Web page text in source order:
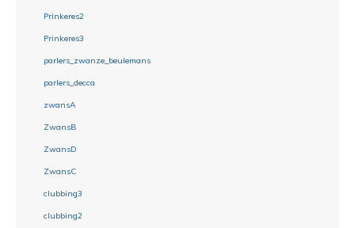
Prinkeres2
Prinkeres3
parlers_zwanze_beulemans
parlers_decca
zwansA
ZwansB
ZwansD
ZwansC
clubbing3
clubbing2